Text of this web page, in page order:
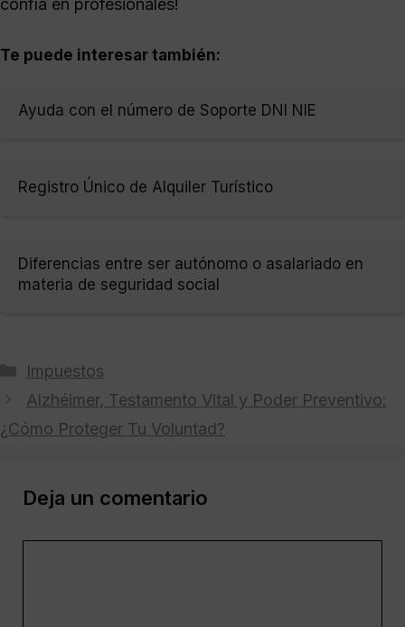
confía en profesionales!
Te puede interesar también:
Ayuda con el número de Soporte DNI NIE
Registro Único de Alquiler Turístico
Diferencias entre ser autónomo o asalariado en
materia de seguridad social
Categorías
Impuestos
Alzhéimer, Testamento Vital y Poder Preventivo:
¿Cómo Proteger Tu Voluntad?
Deja un comentario